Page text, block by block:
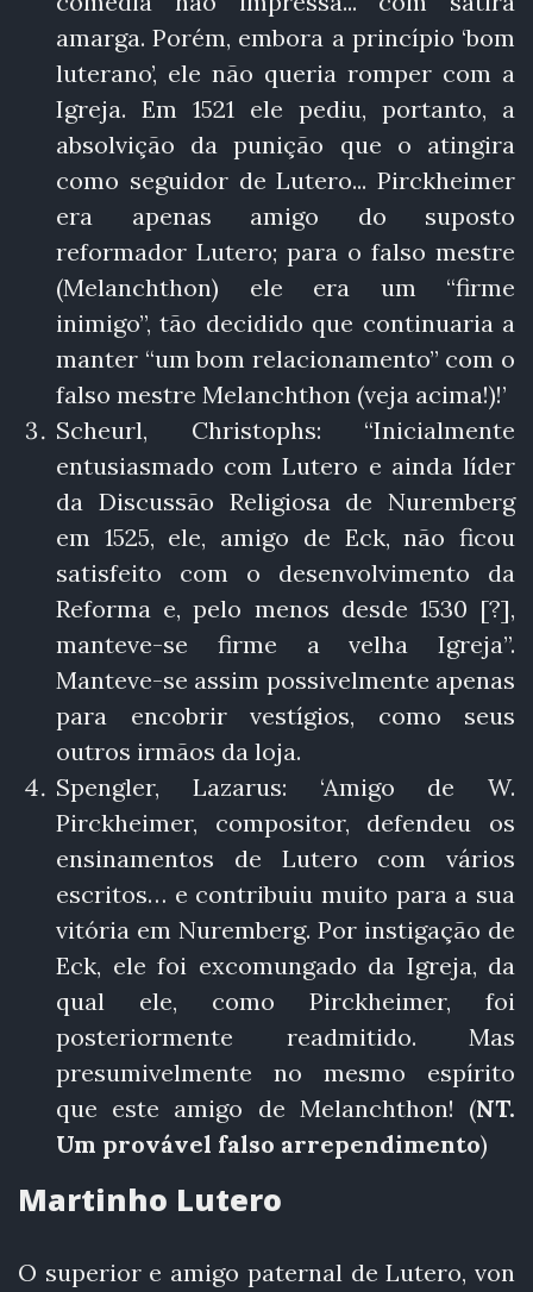
amarga. Porém, embora a princípio ‘bom
luterano’, ele não queria romper com a
Igreja. Em 1521 ele pediu, portanto, a
absolvição da punição que o atingira
como seguidor de Lutero... Pirckheimer
era apenas amigo do suposto
reformador Lutero; para o falso mestre
(Melanchthon) ele era um “firme
inimigo”, tão decidido que continuaria a
manter “um bom relacionamento” com o
falso mestre Melanchthon (veja acima!)!’
Scheurl, Christophs: “Inicialmente
entusiasmado com Lutero e ainda líder
da Discussão Religiosa de Nuremberg
em 1525, ele, amigo de Eck, não ficou
satisfeito com o desenvolvimento da
Reforma e, pelo menos desde 1530 [?],
manteve-se firme a velha Igreja”.
Manteve-se assim possivelmente apenas
para encobrir vestígios, como seus
outros irmãos da loja.
Spengler, Lazarus: ‘Amigo de W.
Pirckheimer, compositor, defendeu os
ensinamentos de Lutero com vários
escritos… e contribuiu muito para a sua
vitória em Nuremberg. Por instigação de
Eck, ele foi excomungado da Igreja, da
qual ele, como Pirckheimer, foi
posteriormente readmitido. Mas
presumivelmente no mesmo espírito
que este amigo de Melanchthon! (NT.
Um provável falso arrependimento)
Martinho Lutero
O superior e amigo paternal de Lutero, von